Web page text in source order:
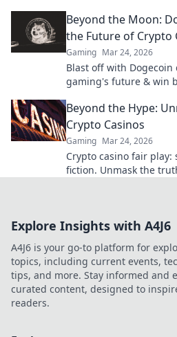
Beyond the Moon:
the Future of Crypto
Gaming Mar 24, 2026
Blast off with Dogecoin
gaming's future & win
Beyond the Hype:
Crypto Casinos
Gaming Mar 24, 2026
Crypto casino fair
fiction. Unmask the
Explore Insights with A4J6
A4J6 is your go-to platform for
topics, including current events,
tips, and more. Stay informed and
curated content, designed to
readers.